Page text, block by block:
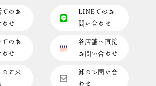
でのお
せ
LINEでのお
問い合わせ
でのお
せ
各店舗へ直接
お問い合わせ
のご来
卸のお問い合
わせ